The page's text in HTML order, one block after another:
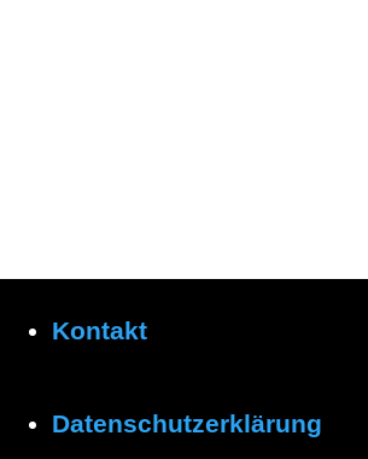
Kontakt
Datenschutzerklärung